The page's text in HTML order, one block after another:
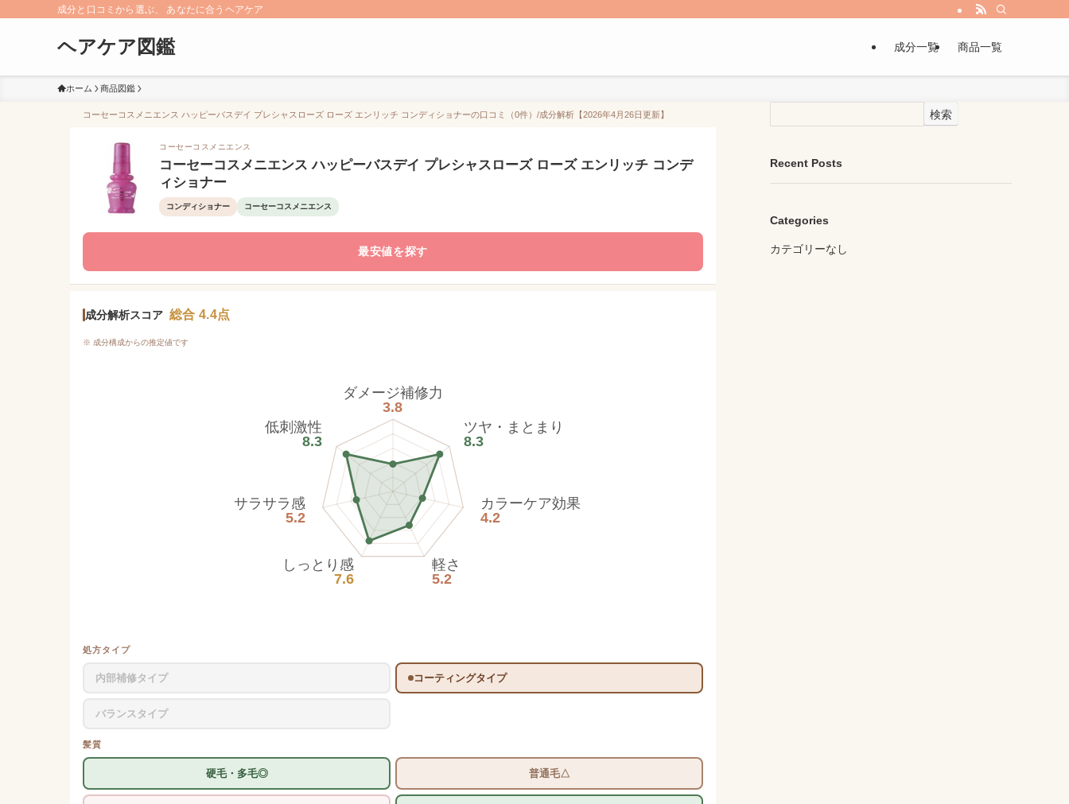
成分と口コミから選ぶ、 あなたに合うヘアケア
ヘアケア図鑑 成分一覧 商品一覧
ホーム 商品図鑑
コーセーコスメニエンス ハッピーバスデイ プレシャスローズ ローズ エンリッチ コンディショナーの口コミ（0件）/成分解析【2026年4月26日更新】
コーセーコスメニエンス
コーセーコスメニエンス ハッピーバスデイ プレシャスローズ ローズ エンリッチ コンデ
ィショナー
コンディショナー コーセーコスメニエンス
最安値を探す
成分解析スコア 総合 4.4点
※ 成分構成からの推定値です
ダメージ補修力
3.8
ツヤ・まとまり
8.3
カラーケア効果
4.2
軽さ
5.2
しっとり感
7.6
サラサラ感
5.2
低刺激性
8.3
処方タイプ
内部補修タイプ コーティングタイプ
バランスタイプ
髪質
硬毛・多毛◎ 普通毛△
検索
Recent Posts
Categories
カテゴリーなし